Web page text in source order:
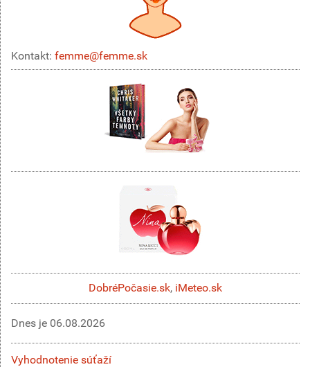
Kontakt: femme@femme.sk
DobréPočasie.sk, iMeteo.sk
Dnes je 06.08.2026
Vyhodnotenie súťaží